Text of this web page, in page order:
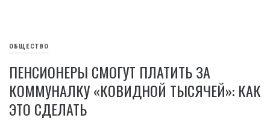
ОБЩЕСТВО
ПЕНСИОНЕРЫ СМОГУТ ПЛАТИТЬ ЗА
КОММУНАЛКУ «КОВИДНОЙ ТЫСЯЧЕЙ»: КАК
ЭТО СДЕЛАТЬ